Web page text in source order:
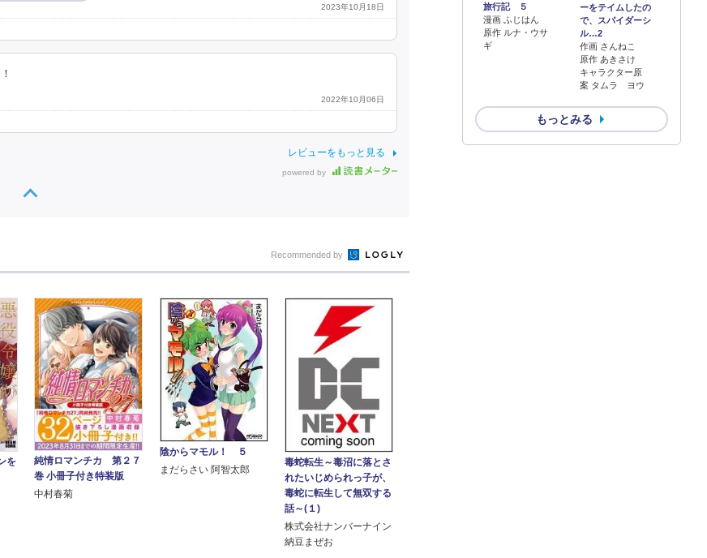
2023年10月18日
2022年10月06日
レビューをもっと見る
powered by
旅行記 ５
漫画 ふじはん
原作 ルナ・ウサ
ギ
ーをテイムしたの
で、スパイダーシ
ル…2
作画 さんねこ
原作 あきさけ
キャラクター原
案 タムラ ヨウ
もっとみる
Recommended by
を
純情ロマンチカ 第２７
巻 小冊子付き特装版
中村春菊
陰からマモル！ ５
まだらさい 阿智太郎
毒蛇転生～毒沼に落とさ
れたいじめられっ子が、
毒蛇に転生して無双する
話～(１)
株式会社ナンバーナイン
納豆まぜお